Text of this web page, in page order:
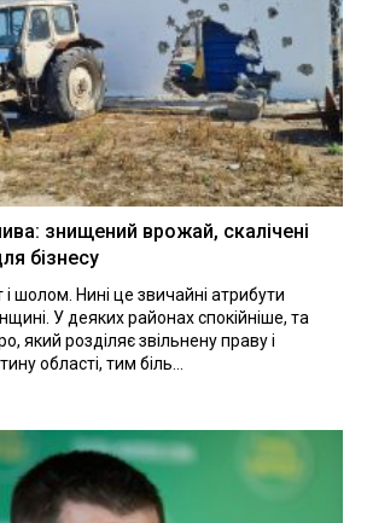
знищений врожай, скалічені
бізнесу
шолом. Нині це звичайні атрибути
У деяких районах спокійніше, та
який розділяє звільнену праву і
області, тим біль...